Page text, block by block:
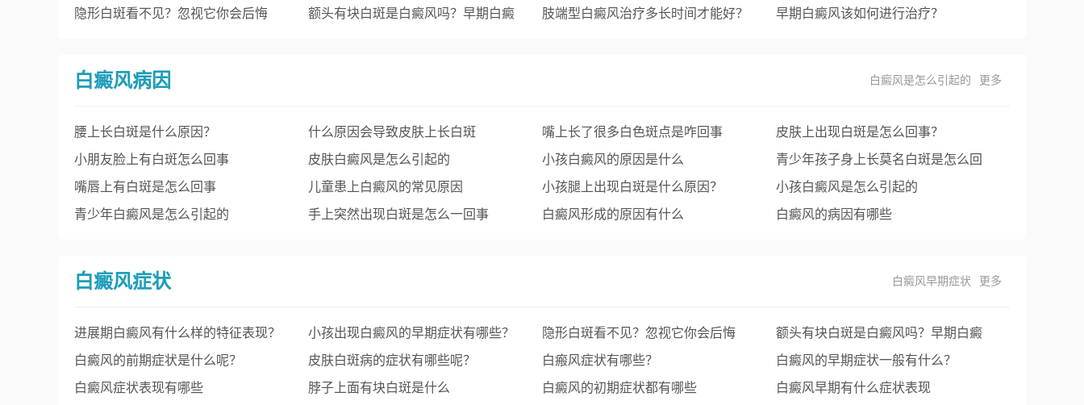
隐形白斑看不见？忽视它你会后悔
额头有块白斑是白癜风吗？早期白癜
肢端型白癜风治疗多长时间才能好？ 早期白癜风该如何进行治疗？
白癜风病因 更多
白癜风是怎么引起的
腰上长白斑是什么原因？ 什么原因会导致皮肤上长白斑 嘴上长了很多白色斑点是咋回事
皮肤上出现白斑是怎么回事？
小朋友脸上有白斑怎么回事
皮肤白癜风是怎么引起的 小孩白癜风的原因是什么
青少年孩子身上长莫名白斑是怎么回
事？
嘴唇上有白斑是怎么回事 儿童患上白癜风的常见原因 小孩腿上出现白斑是什么原因？
小孩白癜风是怎么引起的
青少年白癜风是怎么引起的
手上突然出现白斑是怎么一回事 白癜风形成的原因有什么 白癜风的病因有哪些
白癜风症状 更多
白癜风早期症状
进展期白癜风有什么样的特征表现？
能不能治好？
小孩出现白癜风的早期症状有哪些？
隐形白斑看不见？忽视它你会后悔
的！
额头有块白斑是白癜风吗？早期白癜
风症状图片
白癜风的前期症状是什么呢？ 皮肤白斑病的症状有哪些呢？ 白瘢风症状有哪些？
白癜风的早期症状一般有什么？
白癜风症状表现有哪些
脖子上面有块白斑是什么 白癜风的初期症状都有哪些
白癜风早期有什么症状表现